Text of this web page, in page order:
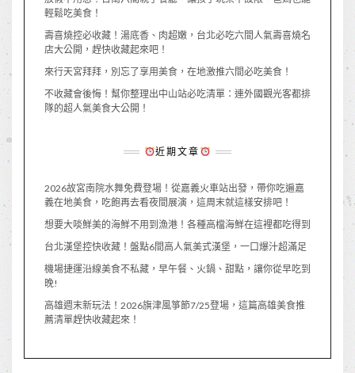
輕鬆吃美食！
壽喜燒控必收藏！湯底香、肉超嫩，台北必吃六間人氣壽喜燒名
店大公開，趕快收藏起來吧！
來行天宮拜拜，別忘了享用美食，在地激推六間必吃美食！
不收藏會後悔！幫你整理出中山站必吃清單：連外國觀光客都排
隊的超人氣美食大公開！
近期文章
2026故宮南院水舞免費登場！從嘉義火車站出發，帶你吃遍嘉
義在地美食，吃飽再去看夜間展演，這周末就這樣安排吧！
想要大啖鮮美的海鮮不用到漁港！各種高檔海鮮在這裡都吃得到
台北漢堡控快收藏！盤點6間高人氣美式漢堡，一口爆汁超滿足
機場捷運沿線美食不私藏，早午餐、火鍋、甜點，讓你從早吃到
晚!
高雄週末新玩法！2026旗津風箏節7/25登場，這篇高雄美食推
薦清單趕快收藏起來！